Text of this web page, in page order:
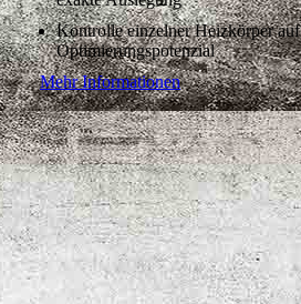
Kontrolle einzelner Heizkörper auf
Optimierungspotenzial
Mehr Informationen